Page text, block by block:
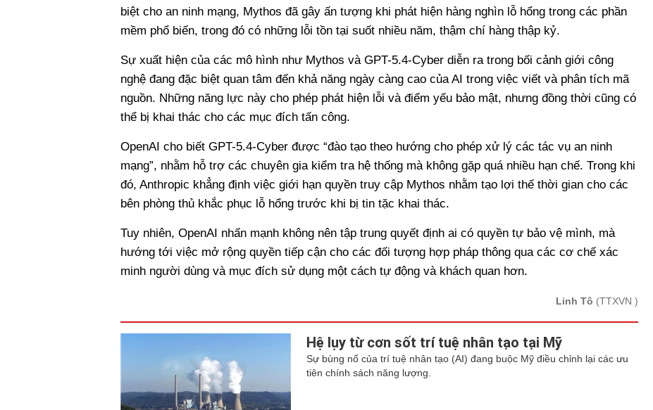
biệt cho an ninh mạng, Mythos đã gây ấn tượng khi phát hiện hàng nghìn lỗ hổng trong các phần
mềm phổ biến, trong đó có những lỗi tồn tại suốt nhiều năm, thậm chí hàng thập kỷ.
Sự xuất hiện của các mô hình như Mythos và GPT-5.4-Cyber diễn ra trong bối cảnh giới công
nghệ đang đặc biệt quan tâm đến khả năng ngày càng cao của AI trong việc viết và phân tích mã
nguồn. Những năng lực này cho phép phát hiện lỗi và điểm yếu bảo mật, nhưng đồng thời cũng có
thể bị khai thác cho các mục đích tấn công.
OpenAI cho biết GPT-5.4-Cyber được “đào tạo theo hướng cho phép xử lý các tác vụ an ninh
mạng”, nhằm hỗ trợ các chuyên gia kiểm tra hệ thống mà không gặp quá nhiều hạn chế. Trong khi
đó, Anthropic khẳng định việc giới hạn quyền truy cập Mythos nhằm tạo lợi thế thời gian cho các
bên phòng thủ khắc phục lỗ hổng trước khi bị tin tặc khai thác.
Tuy nhiên, OpenAI nhấn mạnh không nên tập trung quyết định ai có quyền tự bảo vệ mình, mà
hướng tới việc mở rộng quyền tiếp cận cho các đối tượng hợp pháp thông qua các cơ chế xác
minh người dùng và mục đích sử dụng một cách tự động và khách quan hơn.
Linh Tô (TTXVN )
Hệ lụy từ cơn sốt trí tuệ nhân tạo tại Mỹ
Sự bùng nổ của trí tuệ nhân tạo (AI) đang buộc Mỹ điều chỉnh lại các ưu
tiên chính sách năng lượng.